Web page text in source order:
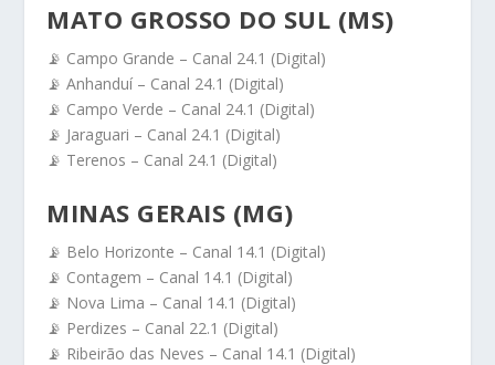
MATO GROSSO DO SUL (MS)
📡 Campo Grande – Canal 24.1 (Digital)
📡 Anhanduí – Canal 24.1 (Digital)
📡 Campo Verde – Canal 24.1 (Digital)
📡 Jaraguari – Canal 24.1 (Digital)
📡 Terenos – Canal 24.1 (Digital)
MINAS GERAIS (MG)
📡 Belo Horizonte – Canal 14.1 (Digital)
📡 Contagem – Canal 14.1 (Digital)
📡 Nova Lima – Canal 14.1 (Digital)
📡 Perdizes – Canal 22.1 (Digital)
📡 Ribeirão das Neves – Canal 14.1 (Digital)